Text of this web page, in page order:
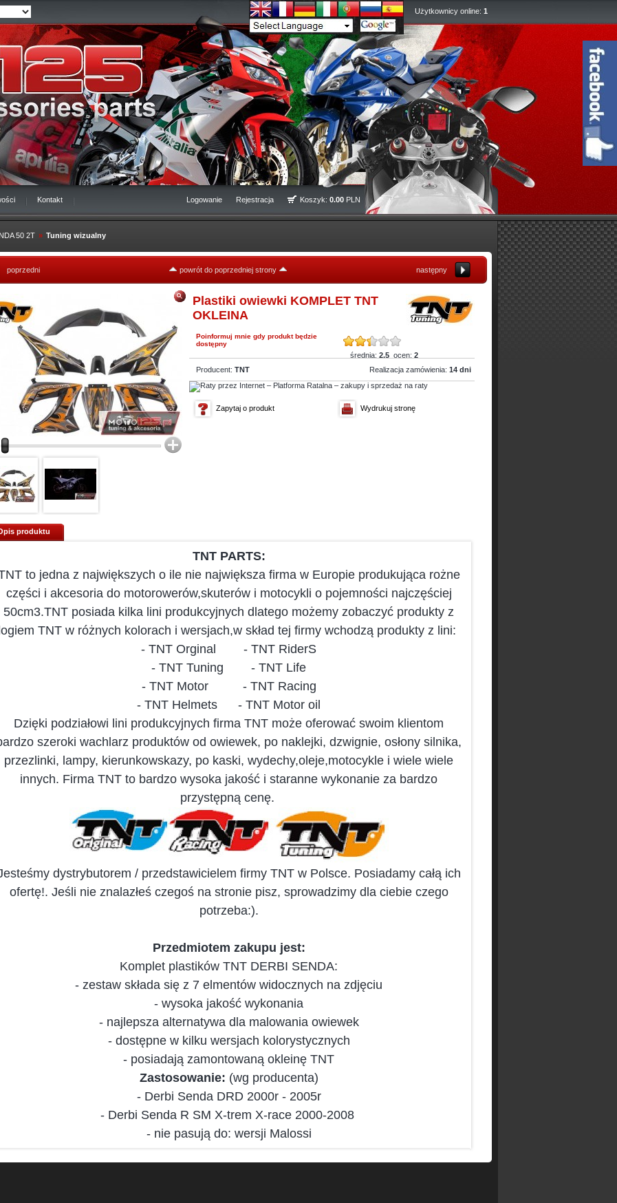
Użytkownicy online: 1
Kontakt Logowanie Rejestracja Koszyk: 0.00 PLN
50 2T » Tuning wizualny
poprzedni powrót do poprzedniej strony następny
Plastiki owiewki KOMPLET TNT
OKLEINA
Poinformuj mnie gdy produkt będzie
dostępny
średnia: 2.5 ocen: 2
Realizacja zamówienia: 14 dni
Producent: TNT
Zapytaj o produkt Wydrukuj stronę
produktu
TNT PARTS:
to jedna z największych o ile nie największa firma w Europie produkująca rożne
części i akcesoria do motorowerów,skuterów i motocykli o pojemności najczęściej
50cm3.TNT posiada kilka lini produkcyjnych dlatego możemy zobaczyć produkty z
logiem TNT w różnych kolorach i wersjach,w skład tej firmy wchodzą produkty z lini:
- TNT Orginal - TNT RiderS
- TNT Tuning - TNT Life
- TNT Motor - TNT Racing
- TNT Helmets - TNT Motor oil
Dzięki podziałowi lini produkcyjnych firma TNT może oferować swoim klientom
szeroki wachlarz produktów od owiewek, po naklejki, dzwignie, osłony silnika,
przezlinki, lampy, kierunkowskazy, po kaski, wydechy,oleje,motocykle i wiele wiele
innych. Firma TNT to bardzo wysoka jakość i staranne wykonanie za bardzo
przystępną cenę.
dystrybutorem / przedstawicielem firmy TNT w Polsce. Posiadamy całą ich
ofertę!. Jeśli nie znalazłeś czegoś na stronie pisz, sprowadzimy dla ciebie czego
potrzeba:).
Przedmiotem zakupu jest:
Komplet plastików TNT DERBI SENDA:
- zestaw składa się z 7 elmentów widocznych na zdjęciu
- wysoka jakość wykonania
- najlepsza alternatywa dla malowania owiewek
- dostępne w kilku wersjach kolorystycznych
- posiadają zamontowaną okleinę TNT
Zastosowanie: (wg producenta)
- Derbi Senda DRD 2000r - 2005r
- Derbi Senda R SM X-trem X-race 2000-2008
- nie pasują do: wersji Malossi